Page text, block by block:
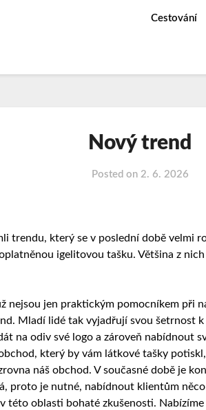
Cestování
Nový trend
Posted on 2. 6. 2026
trendu, který se v poslední době velmi
igelitovou tašku. Většina z
nejsou jen praktickým pomocníkem při
Mladí lidé tak vyjadřují svou šetrnost
na odiv své logo a zároveň nabídnout
který by vám látkové tašky
náš obchod. V současné době je
proto je nutné, nabídnout klientům
této oblasti bohaté zkušenosti. Nabízíme